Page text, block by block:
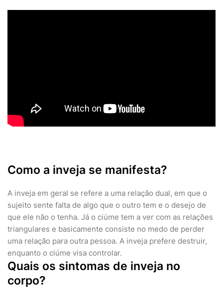
Como a inveja se manifesta?
A inveja em geral se refere a uma relação dual, em que o
sujeito sente falta de algo que o outro tem e o desejo de
que ele não o tenha. Já o ciúme tem a ver com as relações
triangulares e basicamente consiste no medo de perder
uma relação para outra pessoa. A inveja prefere destruir,
enquanto o ciúme visa controlar.
Quais os sintomas de inveja no
corpo?